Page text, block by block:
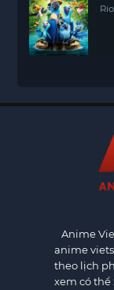
Anime
anime
theo lịch
xem có